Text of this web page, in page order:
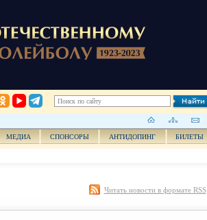
МЕДИА СПОНСОРЫ АНТИДОПИНГ БИЛЕТЫ
Читать новости в формате RSS